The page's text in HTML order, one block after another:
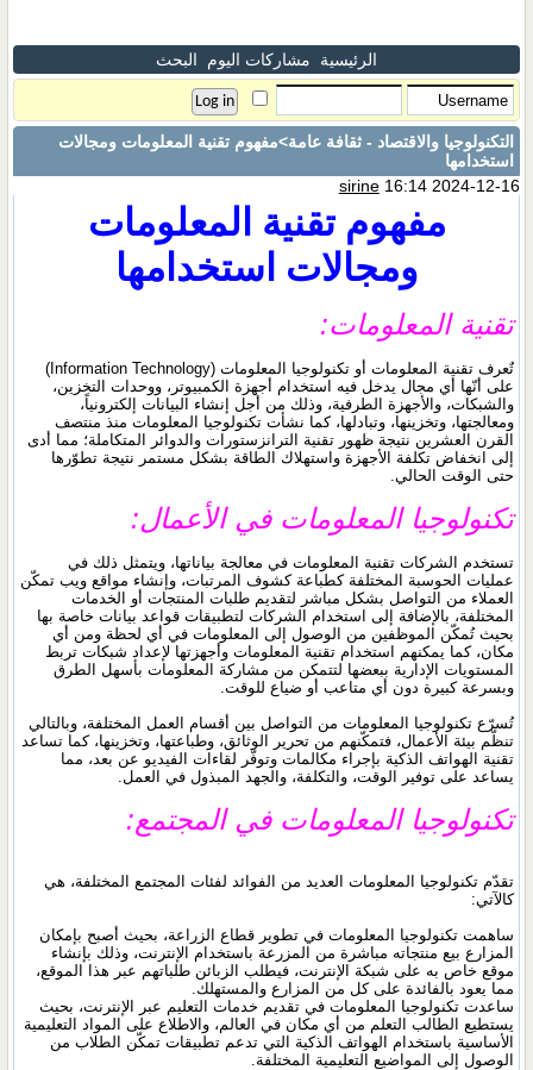
الرئيسية مشاركات اليوم البحث
التكنولوجيا والاقتصاد - ثقافة عامة>مفهوم تقنية المعلومات ومجالات
استخدامها
sirine16:14 2024-12-16
مفهوم تقنية المعلومات
ومجالات استخدامها
تقنية المعلومات:
تٌعرف تقنية المعلومات أو تكنولوجيا المعلومات (Information Technology)
على أنّها أي مجال يدخل فيه استخدام أجهزة الكمبيوتر، ووحدات التخزين،
والشبكات، والأجهزة الطرفية، وذلك من أجل إنشاء البيانات إلكترونياً،
ومعالجتها، وتخزينها، وتبادلها، كما نشأت تكنولوجيا المعلومات منذ منتصف
القرن العشرين نتيجة ظهور تقنية الترانزستورات والدوائر المتكاملة؛ مما أدى
إلى انخفاض تكلفة الأجهزة واستهلاك الطاقة بشكل مستمر نتيجة تطوّرها
حتى الوقت الحالي.
تكنولوجيا المعلومات في الأعمال:
تستخدم الشركات تقنية المعلومات في معالجة بياناتها، ويتمثل ذلك في
عمليات الحوسبة المختلفة كطباعة كشوف المرتبات، وإنشاء مواقع ويب تمكّن
العملاء من التواصل بشكل مباشر لتقديم طلبات المنتجات أو الخدمات
المختلفة، بالإضافة إلى استخدام الشركات لتطبيقات قواعد بيانات خاصة بها
بحيث تُمكّن الموظفين من الوصول إلى المعلومات في أي لحظة ومن أي
مكان، كما يمكنهم استخدام تقنية المعلومات وأجهزتها لإعداد شبكات تربط
المستويات الإدارية ببعضها لتتمكن من مشاركة المعلومات بأسهل الطرق
وبسرعة كبيرة دون أي متاعب أو ضياع للوقت.
تُسرّع تكنولوجيا المعلومات من التواصل بين أقسام العمل المختلفة، وبالتالي
تنظّم بيئة الأعمال، فتمكّنهم من تحرير الوثائق، وطباعتها، وتخزينها، كما تساعد
تقنية الهواتف الذكية بإجراء مكالمات وتوفّر لقاءات الفيديو عن بعد، مما
يساعد على توفير الوقت، والتكلفة، والجهد المبذول في العمل.
تكنولوجيا المعلومات في المجتمع:
تقدّم تكنولوجيا المعلومات العديد من الفوائد لفئات المجتمع المختلفة، هي
كالآتي:
ساهمت تكنولوجيا المعلومات في تطوير قطاع الزراعة، بحيث أصبح بإمكان
المزارع بيع منتجاته مباشرة من المزرعة باستخدام الإنترنت، وذلك بإنشاء
موقع خاص به على شبكة الإنترنت، فيطلب الزبائن طلباتهم عبر هذا الموقع،
مما يعود بالفائدة على كل من المزارع والمستهلك.
ساعدت تكنولوجيا المعلومات في تقديم خدمات التعليم عبر الإنترنت، بحيث
يستطيع الطالب التعلم من أي مكان في العالم، والاطلاع على المواد التعليمية
الأساسية باستخدام الهواتف الذكية التي تدعم تطبيقات تمكّن الطلاب من
الوصول إلى المواضيع التعليمية المختلفة.